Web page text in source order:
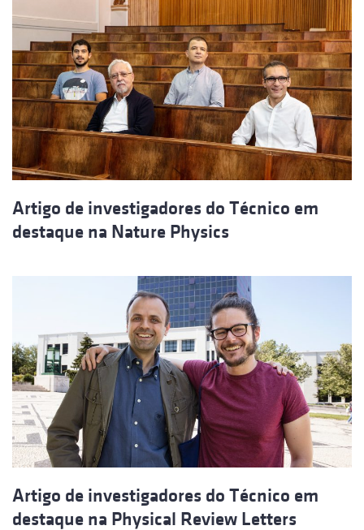
Artigo de investigadores do Técnico em
destaque na Nature Physics
Artigo de investigadores do Técnico em
destaque na Physical Review Letters